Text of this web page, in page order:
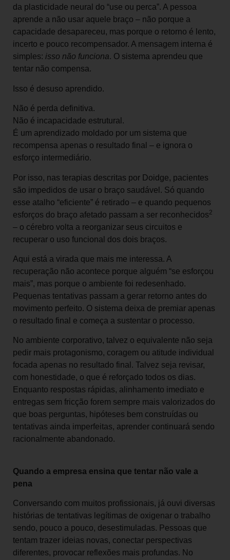
da plasticidade neural do “use ou perca”. A pessoa
aprende a não usar aquele braço – não porque a
capacidade desapareceu, mas porque o retorno é lento,
incerto e pouco recompensador. A mensagem interna é
simples: isso não funciona. O sistema aprendeu que
tentar não compensa.
Isso é desuso aprendido.
Não é perda definitiva.
Não é incapacidade estrutural.
É um aprendizado moldado por um sistema que
recompensa apenas o resultado final – e ignora o
esforço intermediário.
Por isso, nas terapias descritas por Doidge, pacientes
são impedidos de usar o braço saudável. Só quando
esse atalho “eficiente” é retirado – e quando pequenos
esforços do braço afetado passam a ser reconhecidos2
– o cérebro volta a reorganizar seus circuitos e
recuperar o uso funcional dos dois braços.
Aqui está a virada que mais me interessa. A
recuperação não acontece porque alguém “se esforçou
mais”, mas porque o ambiente foi redesenhado.
Pequenas tentativas passam a gerar retorno antes do
movimento perfeito. O sistema deixa de premiar apenas
o resultado final e começa a sustentar o processo.
No ambiente corporativo, talvez o equivalente não seja
pedir mais protagonismo, coragem ou atitude individual
focada apenas no resultado final. Talvez seja revisar,
com honestidade, o que é reforçado todos os dias.
Enquanto respostas rápidas, alinhamento imediato e
entregas sem fricção forem sempre mais valorizados do
que boas perguntas, hipóteses bem construídas ou
tentativas ainda imperfeitas, aprender continuará sendo
racionalmente abandonado.
Quando a empresa ensina que tentar não vale a
pena
Conversando com muitos profissionais, já ouvi diversas
histórias de tentativas legítimas de oxigenar o trabalho
sendo, pouco a pouco, desestimuladas. Pessoas que
tentam trazer ideias novas, conectar perspectivas
diferentes, provocar reflexões mais profundas. No